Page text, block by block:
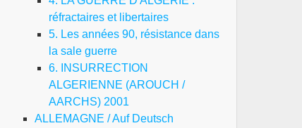
réfractaires et libertaires
5. Les années 90, résistance dans
la sale guerre
6. INSURRECTION
ALGERIENNE (AROUCH /
AARCHS) 2001
ALLEMAGNE / Auf Deutsch